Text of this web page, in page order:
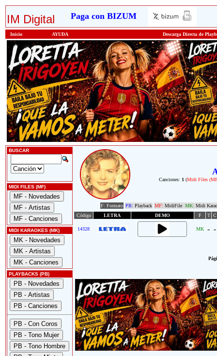
IM Digital Paga con BIZUM
Inicio AYUDA Descarga Directa de
BUSCAR
MIDI FILES (MF)
MIDI KARAOKES (MK)
PLAYBACKS (PB)
Canciones: 1 (Midi Files
F: Formato PB: Playback MF: MidiFile MK: Midi
Código
LETRA DEMO F T C
14328 MK - -